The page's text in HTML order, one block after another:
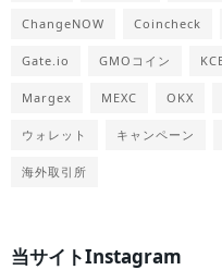
ChangeNOW Coincheck
Gate.io GMOコイン
Margex MEXC OKX
ウォレット キャンペーン
海外取引所
当サイトInstagram